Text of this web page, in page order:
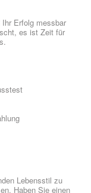
Erfolg messbar
es ist Zeit für
Lebensstil zu
Haben Sie einen